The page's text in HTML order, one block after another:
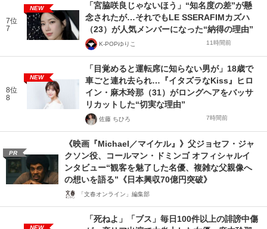
7位
7
NEW
「宮脇咲良じゃないほう」“知名度の差”が懸
念されたが…それでもLE SSERAFIMカズハ
（23）が人気メンバーになった“納得の理由”
K-POPゆりこ 11時間前
8位
8
NEW
「目覚めると運転席に知らない男が」18歳で
車ごと連れ去られ…『イタズラなKiss』ヒロ
イン・麻木玲那（31）がロングヘアをバッサ
リカットした“切実な理由”
佐藤 ちひろ 7時間前
PR
《映画『Michael／マイケル』》父ジョセフ・ジャ
クソン役、コールマン・ドミンゴ オフィシャルイ
ンタビュー“観客を魅了した名優、複雑な父親像へ
の想いを語る”《日本興収70億円突破》
「文春オンライン」編集部
NEW
「死ねよ」「ブス」毎日100件以上の誹謗中傷